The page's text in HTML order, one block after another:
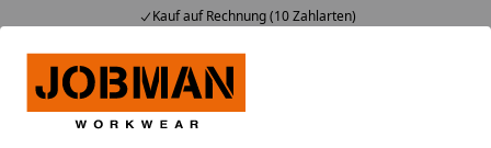
Kauf auf Rechnung (10 Zahlarten)
Alle Produkte
Mein Konto
Suchen